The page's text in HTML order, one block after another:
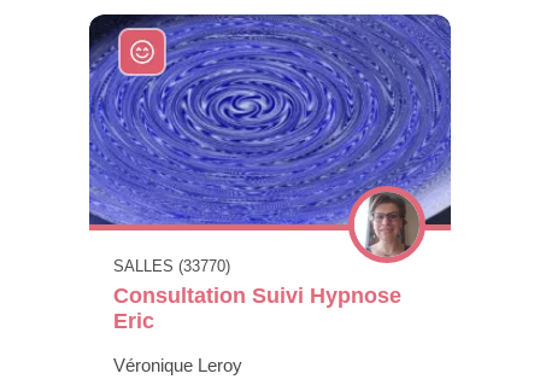
SALLES (33770)
Consultation Suivi Hypnose
Eric
Véronique Leroy